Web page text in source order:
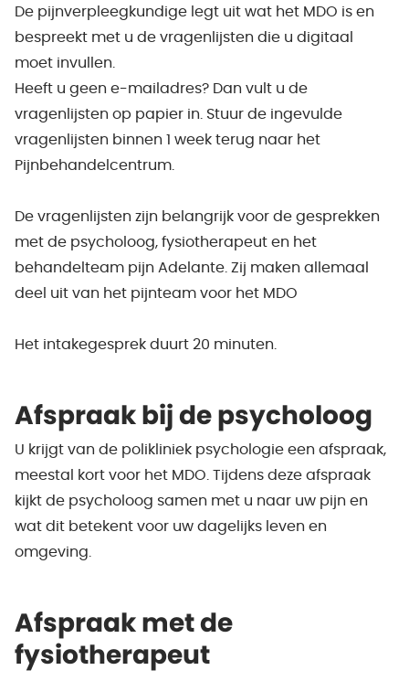
De pijnverpleegkundige legt uit wat het MDO is en
bespreekt met u de vragenlijsten die u digitaal
moet invullen.
Heeft u geen e-mailadres? Dan vult u de
vragenlijsten op papier in. Stuur de ingevulde
vragenlijsten binnen 1 week terug naar het
Pijnbehandelcentrum.
De vragenlijsten zijn belangrijk voor de gesprekken
met de psycholoog, fysiotherapeut en het
behandelteam pijn Adelante. Zij maken allemaal
deel uit van het pijnteam voor het MDO
Het intakegesprek duurt 20 minuten.
Afspraak bij de psycholoog
U krijgt van de polikliniek psychologie een afspraak,
meestal kort voor het MDO. Tijdens deze afspraak
kijkt de psycholoog samen met u naar uw pijn en
wat dit betekent voor uw dagelijks leven en
omgeving.
Afspraak met de
fysiotherapeut